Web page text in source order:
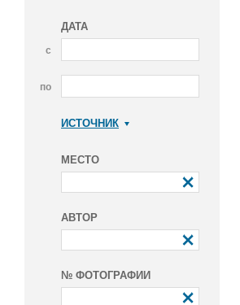
ДАТА
с
по
ИСТОЧНИК
МЕСТО
АВТОР
№ ФОТОГРАФИИ